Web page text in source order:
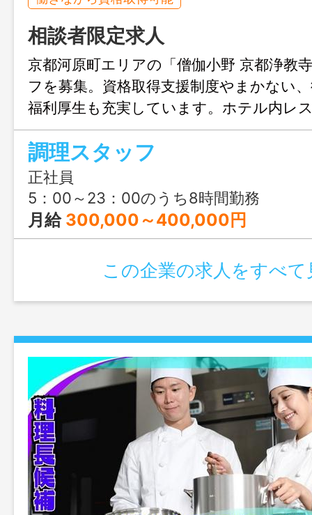
相談者限定求人
京都河原町エリアの「僧伽小野 京都浄教
フを募集。資格取得支援制度やまかない
福利厚生も充実しています。ホテル内レ
経験を活かしながら、長期的なキャリア
です。
調理スタッフ
正社員
5：00～23：00のうち8時間勤務
月給 300,000～400,000円
この企業の求人をすべて